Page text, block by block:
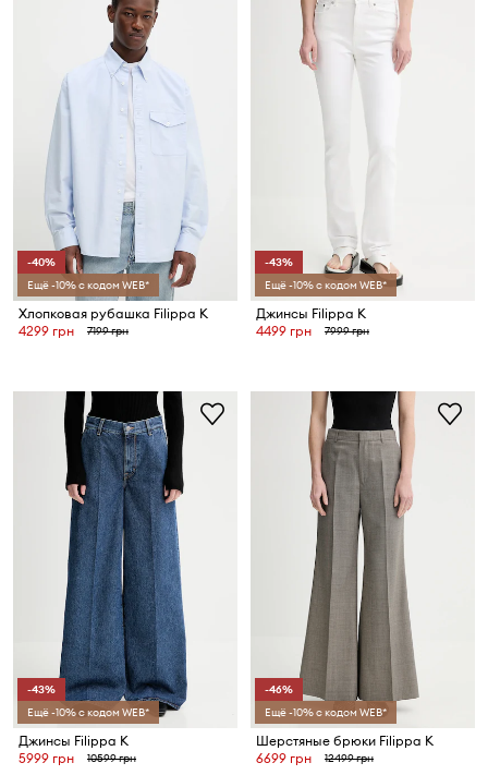
-40%
Ещё -10% с кодом WEB*
Хлопковая рубашка Filippa K
4299 грн
7199 грн
-43%
Ещё -10% с кодом WEB*
Джинсы Filippa K
4499 грн
7999 грн
-43%
Ещё -10% с кодом WEB*
Джинсы Filippa K
5999 грн
10599 грн
-46%
Ещё -10% с кодом WEB*
Шерстяные брюки Filippa K
6699 грн
12499 грн